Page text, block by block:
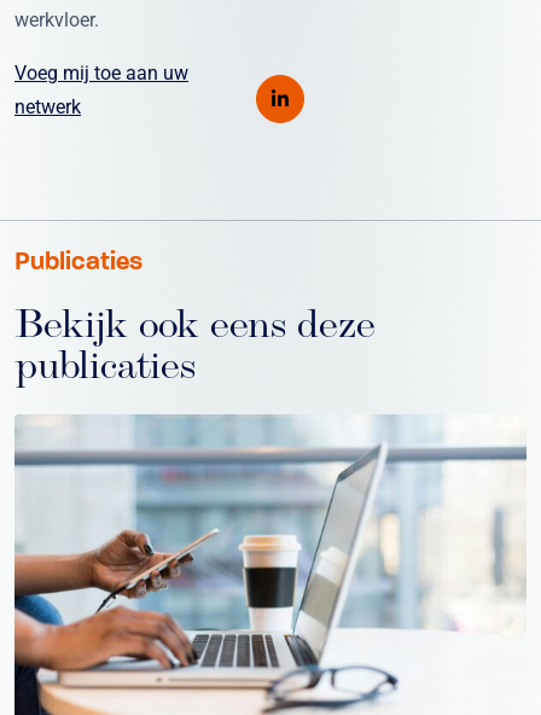
werkvloer.
Voeg mij toe aan uw
netwerk
Publicaties
Bekijk ook eens deze
publicaties